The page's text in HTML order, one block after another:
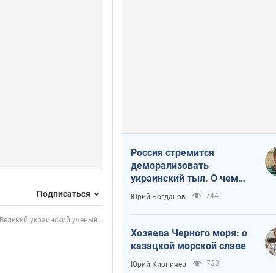
Подписаться
Великий украинский ученый...
Россия стремится
деморализовать
украинский тыл. О чем
стоит себе напомнить
Юрий Богданов 744
Хозяева Черного моря: о
казацкой морской славе
Юрий Кирпичев 738